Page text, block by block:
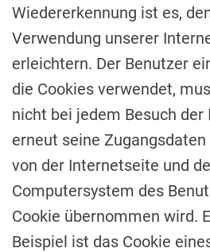
Wiedererkennung ist es,
Verwendung unserer
erleichtern. Der Benutzer
die Cookies verwendet,
nicht bei jedem Besuch
erneut seine
von der Internetseite und
Computersystem des
Cookie übernommen wird.
Beispiel ist das Cookie